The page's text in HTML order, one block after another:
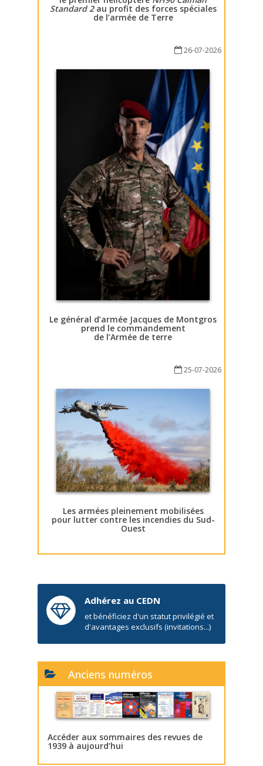
Standard 2au profit des forces spéciales
de l’armée de Terre
26-07-2026
Le général d’armée Jacques de Montgros
prend le commandement
de l’Armée de terre
25-07-2026
Les armées pleinement mobilisées
pour lutter contre les incendies du Sud-
Ouest
Adhérez au CEDN
et bénéficiez d'un statut privilégié et
d'avantages exclusifs (invitations...)
Anciens numéros
Accéder aux sommaires des revues de
1939 à aujourd’hui